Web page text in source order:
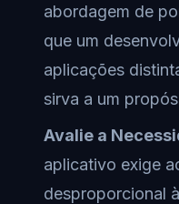
abordagem de
que um
aplicações
sirva a um
Avalie a
aplicativo exige
desproporcional